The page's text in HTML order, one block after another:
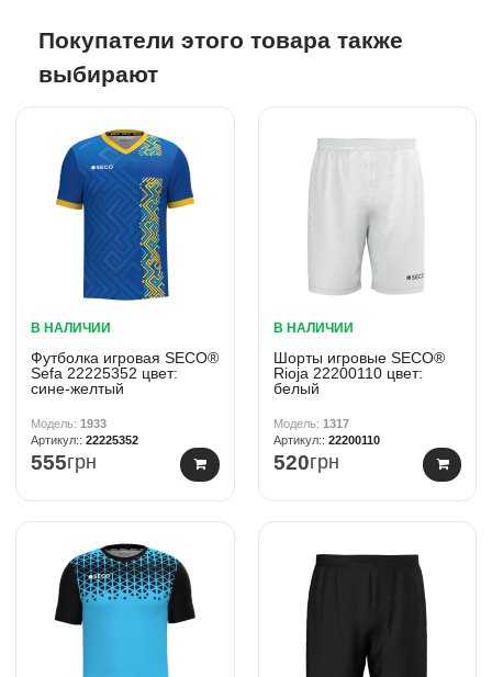
Покупатели этого товара также
выбирают
В НАЛИЧИИ
Футболка игровая SECO®
Sefa 22225352 цвет:
сине-желтый
1933
22225352
555грн
В НАЛИЧИИ
Шорты игровые SECO®
Rioja 22200110 цвет:
белый
1317
22200110
520грн